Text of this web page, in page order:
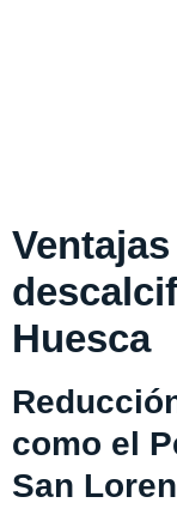
Huesca
como el
San